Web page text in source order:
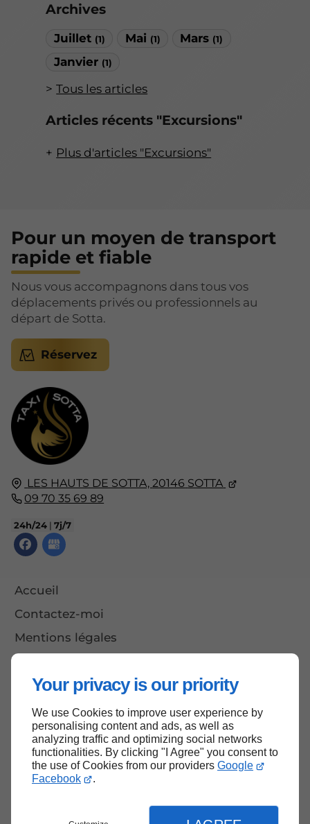
Your privacy is our priority
We use Cookies to improve user experience by
personalising content and ads, as well as
analyzing traffic and optimizing social networks
functionalities. By clicking "I Agree" you consent to
the use of Cookies from our providers Google
Facebook
.
Archives
Juillet (1) Mai (1) Mars (1)
Janvier (1)
Tous les articles
Articles récents "Excursions"
Plus d'articles "Excursions"
LES HAUTS DE SOTTA,20146 SOTTA
09 70 35 69 89
24h/24 |7j/7
Accueil
Contactez-moi
Mentions légales
Pour un moyen de transport
rapide et fiable
Nous vous accompagnons dans tous vos
déplacements privés ou professionnels au
départ de Sotta.
Réservez
Haut de page